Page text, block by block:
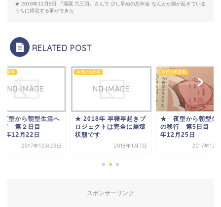
★ 2018年12月5日 『酒蔵 六三四』さんで 少し早めの忘年会 なんとか娘が起きている
うちに帰宅する事ができた
RELATED POST
出来事
型から朝型生活へ
行 第２日目
年12月22日
2017年12月23日
今日の出来事
★ 2018年 早寝早起きプ
ロジェクトは完全に崩壊
状態です
2018年1月7日
今日の出来事
★ 夜型から朝型生
の移行 第5日目
年12月25日
2017年12
スポンサーリンク